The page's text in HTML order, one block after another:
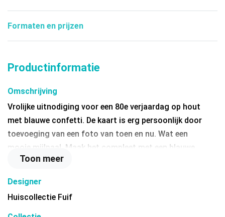
Formaten en prijzen
Productinformatie
Omschrijving
Vrolijke uitnodiging voor een 80e verjaardag op hout
met blauwe confetti. De kaart is erg persoonlijk door
toevoeging van een foto van toen en nu. Wat een
mooie mijlpaal. Maak het compleet met een blauwe
envelop.
Toon meer
Designer
Huiscollectie Fuif